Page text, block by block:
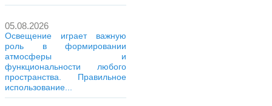
05.08.2026
Освещение играет важную
роль в формировании
атмосферы и
функциональности любого
пространства. Правильное
использование...